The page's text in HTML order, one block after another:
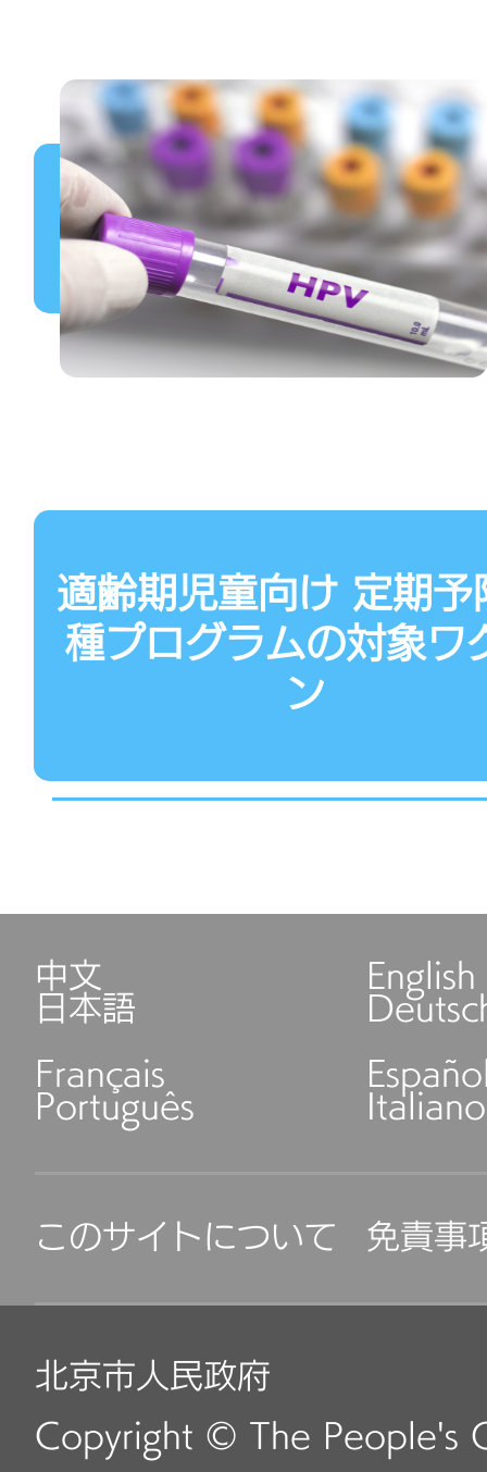
適齢期児童向け 定期予
種プログラムの対象ワ
ン
中文 English
日本語
Français
Português Italiano
このサイトについて 免責事
北京市人民政府
Copyright © The People's